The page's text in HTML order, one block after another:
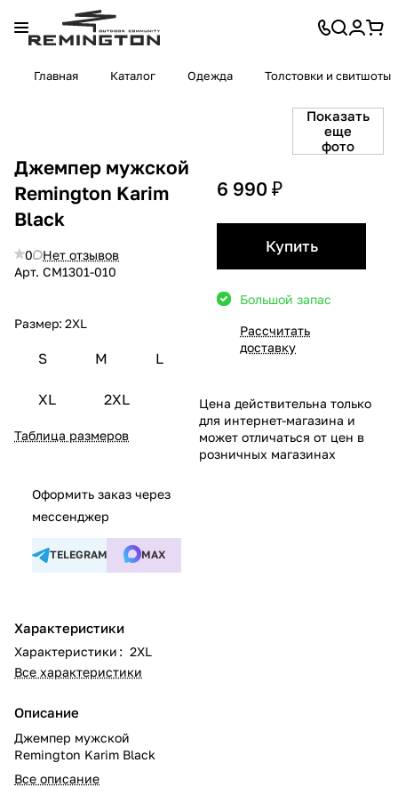
Главная Каталог Одежда Толстовки и свитшоты
Показать
еще
фото
Джемпер мужской
Remington Karim
Black
0
Нет отзывов
Арт. CM1301-010
Размер: 2XL
S M L
XL 2XL
Таблица размеров
Оформить заказ через
мессенджер
TELEGRAM MAX
Характеристики
Характеристики : 2XL
Все характеристики
Описание
Джемпер мужской
Remington Karim Black
Все описание
6 990 ₽
Купить
Большой запас
Рассчитать
доставку
Цена действительна только
для интернет-магазина и
может отличаться от цен в
розничных магазинах